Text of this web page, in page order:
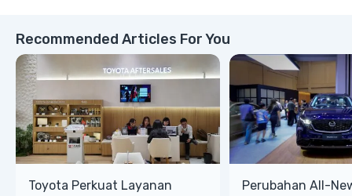
Recommended Articles For You
Toyota Perkuat Layanan Perubahan All-